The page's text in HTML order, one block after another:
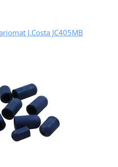
J.Costa JC405MB